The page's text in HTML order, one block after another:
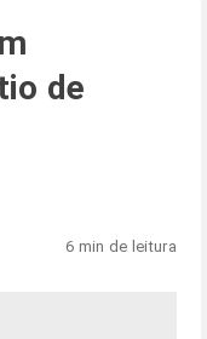
de
6 min de leitura